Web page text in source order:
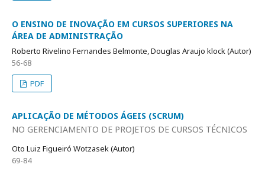
O ENSINO DE INOVAÇÃO EM CURSOS SUPERIORES NA
ÁREA DE ADMINISTRAÇÃO
Roberto Rivelino Fernandes Belmonte, Douglas Araujo klock (Autor)
56-68
PDF
APLICAÇÃO DE MÉTODOS ÁGEIS (SCRUM)
NO GERENCIAMENTO DE PROJETOS DE CURSOS TÉCNICOS
Oto Luiz Figueiró Wotzasek (Autor)
69-84